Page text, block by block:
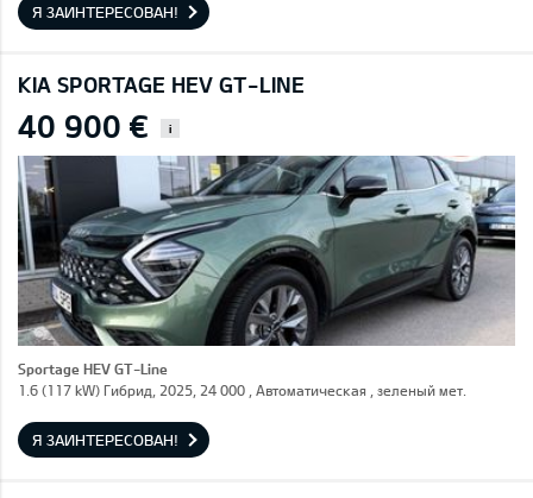
Я ЗАИНТЕРЕСОВАН!
KIA SPORTAGE HEV GT-LINE
40 900 € i
Sportage HEV GT-Line
1.6 (117 kW) Гибрид, 2025, 24 000 , Автоматическая , зеленый мет.
Я ЗАИНТЕРЕСОВАН!